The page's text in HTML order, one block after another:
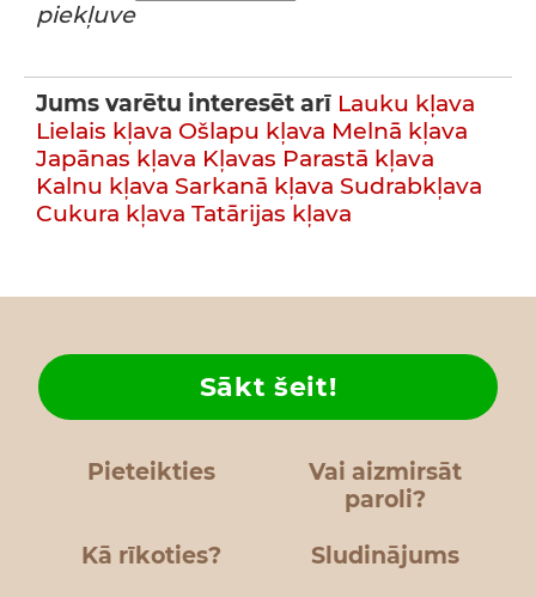
piekļuve
Jums varētu interesēt arī Lauku kļava
Lielais kļava Ošlapu kļava Melnā kļava
Japānas kļava Kļavas Parastā kļava
Kalnu kļava Sarkanā kļava Sudrabkļava
Cukura kļava Tatārijas kļava
Pieteikties
Vai aizmirsāt
paroli?
Kā rīkoties?
Sākt šeit!
Sludinājums